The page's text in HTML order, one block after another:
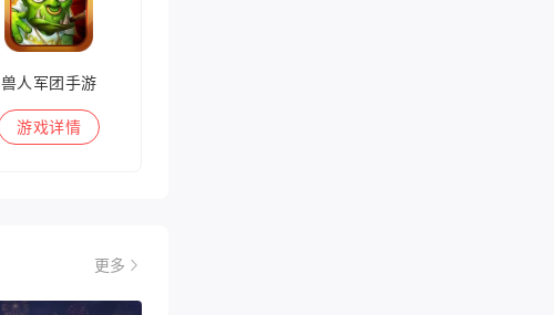
兽人军团手游
游戏详情
更多